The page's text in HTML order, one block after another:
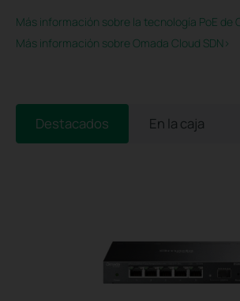
Más información sobre la tecnología PoE de
Más información sobre Omada Cloud SDN>​
Destacados En la caja